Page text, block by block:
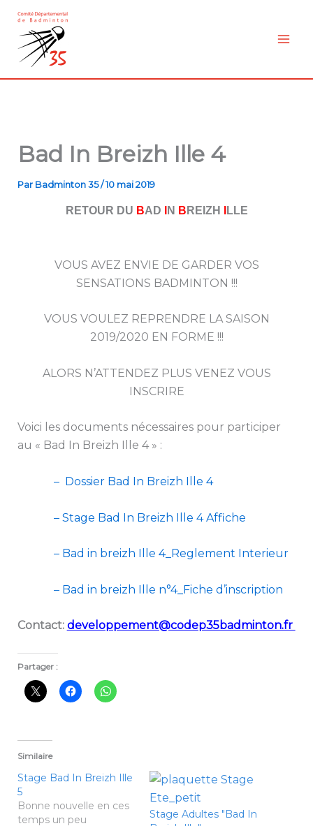
contenu
Bad In Breizh Ille 4
Par Badminton 35/10 mai 2019
RETOUR DU BAD N B REIZH LLE
VOUS AVEZ ENVIE DE GARDER VOS
SENSATIONS BADMINTON !!!
VOUS VOULEZ REPRENDRE LA SAISON
2019/2020 EN FORME !!!
ALORS N’ATTENDEZ PLUS VENEZ VOUS
INSCRIRE
Voici les documents nécessaires pour participer
au « Bad In Breizh Ille 4 » :
– Dossier Bad In Breizh Ille 4
– Stage Bad In Breizh Ille 4 Affiche
– Bad in breizh Ille 4_Reglement Interieur
– Bad in breizh Ille n°4_Fiche d’inscription
Contact: developpement@codep35badminton.fr
Partager :
Similaire
Stage Bad In Breizh Ille
5
Bonne nouvelle en ces
temps un peu
Stage Adultes "Bad In